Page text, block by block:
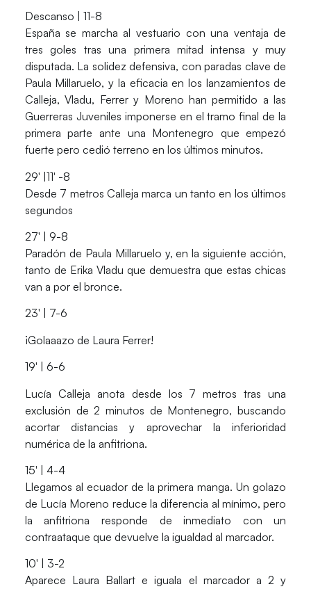
Descanso | 11-8
España se marcha al vestuario con una ventaja de
tres goles tras una primera mitad intensa y muy
disputada. La solidez defensiva, con paradas clave de
Paula Millaruelo, y la eficacia en los lanzamientos de
Calleja, Vladu, Ferrer y Moreno han permitido a las
Guerreras Juveniles imponerse en el tramo final de la
primera parte ante una Montenegro que empezó
fuerte pero cedió terreno en los últimos minutos.
29′ |11′ -8
Desde 7 metros Calleja marca un tanto en los últimos
segundos
27′ | 9-8
Paradón de Paula Millaruelo y, en la siguiente acción,
tanto de Erika Vladu que demuestra que estas chicas
van a por el bronce.
23′ | 7-6
¡Golaaazo de Laura Ferrer!
19′ | 6-6
Lucía Calleja anota desde los 7 metros tras una
exclusión de 2 minutos de Montenegro, buscando
acortar distancias y aprovechar la inferioridad
numérica de la anfitriona.
15′ | 4-4
Llegamos al ecuador de la primera manga. Un golazo
de Lucía Moreno reduce la diferencia al mínimo, pero
la anfitriona responde de inmediato con un
contraataque que devuelve la igualdad al marcador.
10′ | 3-2
Aparece Laura Ballart e iguala el marcador a 2 y